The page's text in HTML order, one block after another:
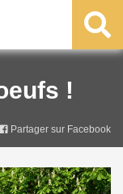
!
Partager sur Facebook